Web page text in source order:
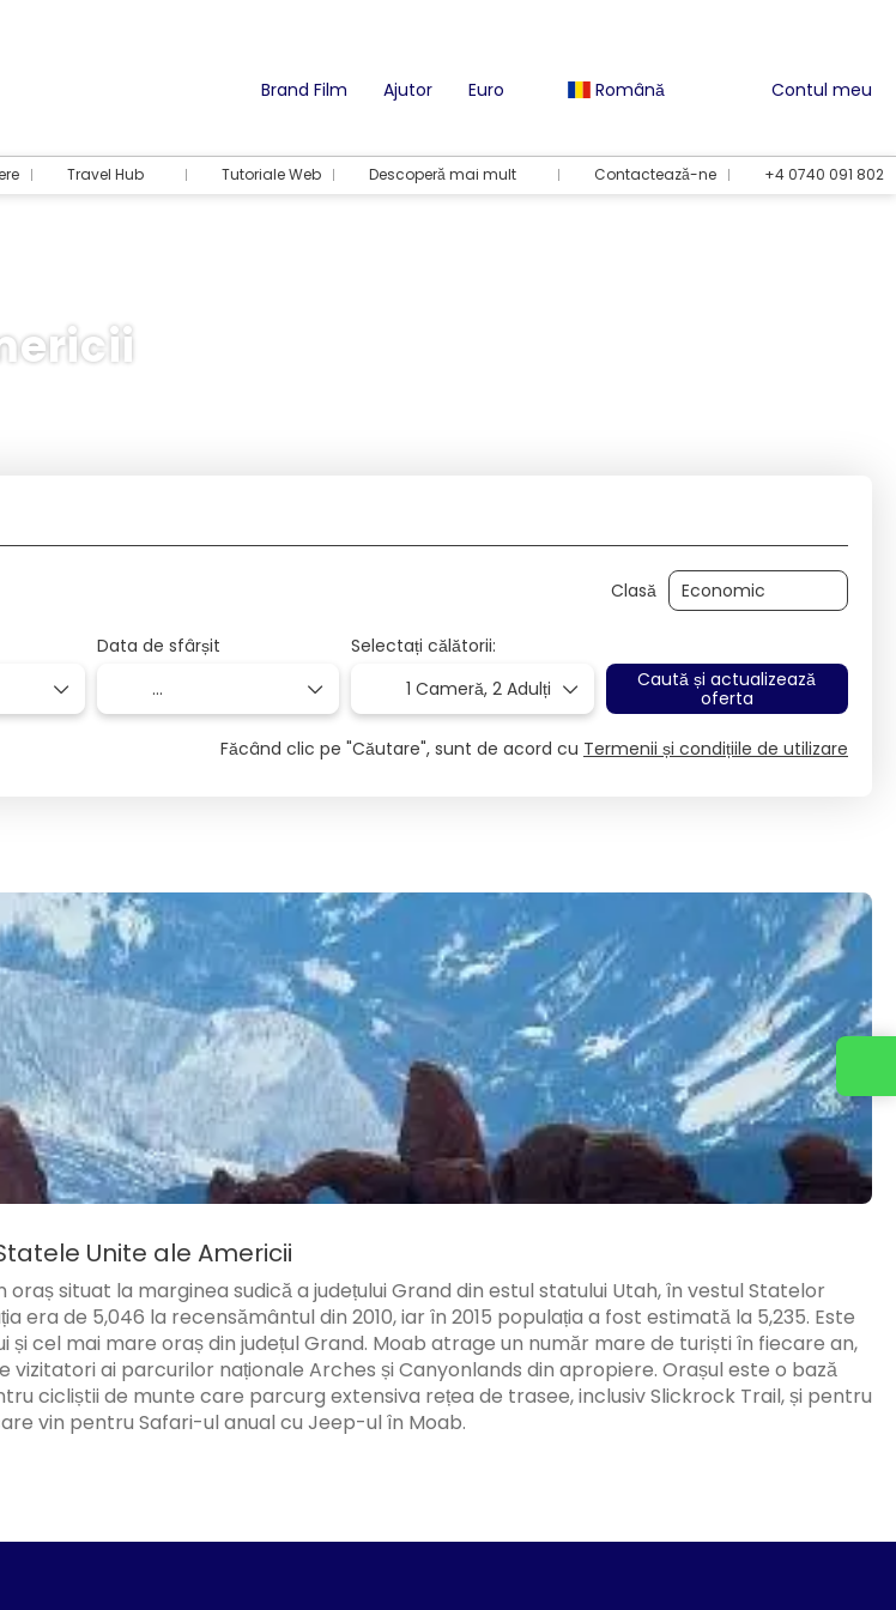
Brand Film Ajutor Euro Română Contul meu
Travel Hub Tutoriale Web Descoperă mai mult Contactează-ne +4 0740 091 802
Clasă
Data de sfârșit
Selectați călătorii:
1 Cameră,2 Adulți
Caută și actualizează
oferta
Făcând clic pe "Căutare", sunt de acord cu Termenii și condițiile de utilizare
Unite ale Americii
oraș situat la marginea sudică a județului Grand din estul statului Utah, în vestul Statelor
era de 5,046 la recensământul din 2010, iar în 2015 populația a fost estimată la 5,235. Este
și cel mai mare oraș din județul Grand. Moab atrage un număr mare de turiști în fiecare an,
vizitatori ai parcurilor naționale Arches și Canyonlands din apropiere. Orașul este o bază
cicliștii de munte care parcurg extensiva rețea de trasee, inclusiv Slickrock Trail, și pentru
vin pentru Safari-ul anual cu Jeep-ul în Moab.